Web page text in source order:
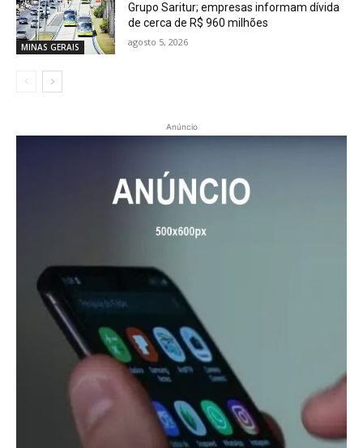
MINAS GERAIS
Grupo Saritur; empresas informam dívida
de cerca de R$ 960 milhões
agosto 5, 2026
Anúncio